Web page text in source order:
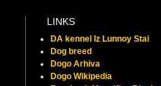
LINKS
DA kennel Iz Lunnoy Stai
Dog breed
Dogo Arhiva
Dogo Wikipedia